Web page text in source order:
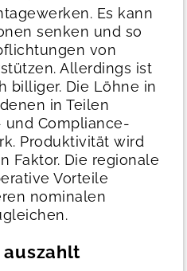
Es kann
senken und so
von
Allerdings ist
billiger. Die Löhne in
in Teilen
und Compliance-
Produktivität wird
Faktor. Die regionale
Vorteile
nominalen
auszahlt